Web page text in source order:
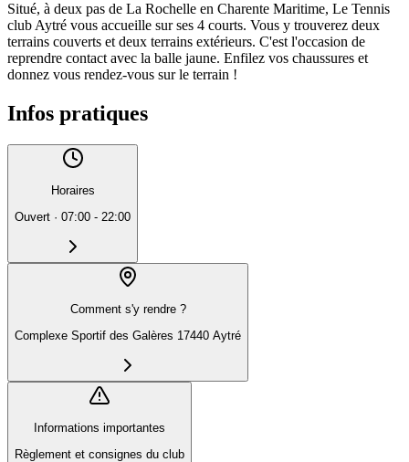
Situé, à deux pas de La Rochelle en Charente Maritime, Le Tennis
club Aytré vous accueille sur ses 4 courts. Vous y trouverez deux
terrains couverts et deux terrains extérieurs. C'est l'occasion de
reprendre contact avec la balle jaune. Enfilez vos chaussures et
donnez vous rendez-vous sur le terrain !
Infos pratiques
Horaires
Ouvert · 07:00 - 22:00
Comment s'y rendre ?
Complexe Sportif des Galères 17440 Aytré
Informations importantes
Règlement et consignes du club